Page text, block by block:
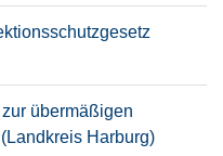
übermäßigen
Harburg)